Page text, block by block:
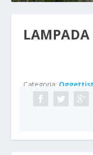
LAMPADA
Categoria: